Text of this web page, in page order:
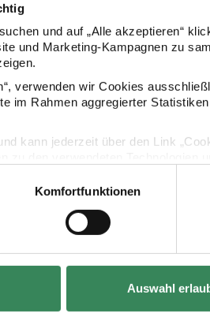
und auf „Alle akzeptieren“
und Marketing-Kampagnen zu
verwenden wir Cookies
im Rahmen aggregierter
kann jederzeit über den Link
Vertrag widerrufen
Komfortfunktionen
Auswahl
8x5,5mm
8x5,5mm
Hersteller:
Rico Design
Glas-Perlen opak